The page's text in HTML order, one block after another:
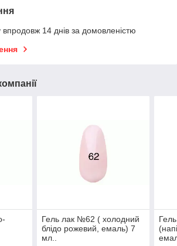
14 днів за домовленістю
Гель лак №62 ( холодний
блідо рожевий, емаль) 7
мл..